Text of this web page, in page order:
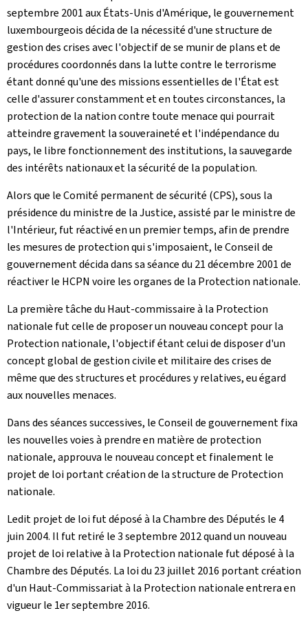
septembre 2001 aux États-Unis d'Amérique, le gouvernement
luxembourgeois décida de la nécessité d'une structure de
gestion des crises avec l'objectif de se munir de plans et de
procédures coordonnés dans la lutte contre le terrorisme
étant donné qu'une des missions essentielles de l'État est
celle d'assurer constamment et en toutes circonstances, la
protection de la nation contre toute menace qui pourrait
atteindre gravement la souveraineté et l'indépendance du
pays, le libre fonctionnement des institutions, la sauvegarde
des intérêts nationaux et la sécurité de la population.
Alors que le Comité permanent de sécurité (CPS), sous la
présidence du ministre de la Justice, assisté par le ministre de
l'Intérieur, fut réactivé en un premier temps, afin de prendre
les mesures de protection qui s'imposaient, le Conseil de
gouvernement décida dans sa séance du 21 décembre 2001 de
réactiver le HCPN voire les organes de la Protection nationale.
La première tâche du Haut-commissaire à la Protection
nationale fut celle de proposer un nouveau concept pour la
Protection nationale, l'objectif étant celui de disposer d'un
concept global de gestion civile et militaire des crises de
même que des structures et procédures y relatives, eu égard
aux nouvelles menaces.
Dans des séances successives, le Conseil de gouvernement fixa
les nouvelles voies à prendre en matière de protection
nationale, approuva le nouveau concept et finalement le
projet de loi portant création de la structure de Protection
nationale.
Ledit projet de loi fut déposé à la Chambre des Députés le 4
juin 2004. Il fut retiré le 3 septembre 2012 quand un nouveau
projet de loi relative à la Protection nationale fut déposé à la
Chambre des Députés. La loi du 23 juillet 2016 portant création
d'un Haut-Commissariat à la Protection nationale entrera en
vigueur le 1er septembre 2016.